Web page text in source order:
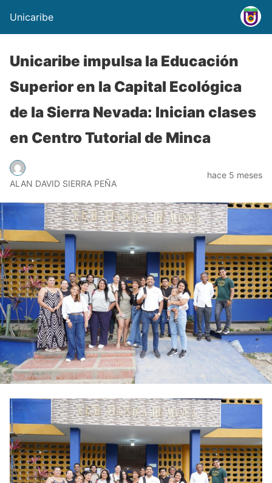
Unicaribe
Unicaribe impulsa la Educación
Superior en la Capital Ecológica
de la Sierra Nevada: Inician clases
en Centro Tutorial de Minca
ALAN DAVID SIERRA PEÑA
hace 5 meses